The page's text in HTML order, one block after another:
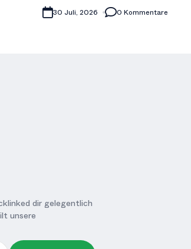
30 Juli, 2026 0 Kommentare
dir gelegentlich
unsere